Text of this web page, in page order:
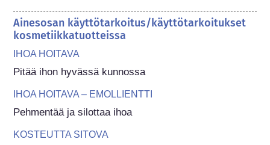
Ainesosan käyttötarkoitus/käyttötarkoitukset
kosmetiikkatuotteissa
IHOA HOITAVA
Pitää ihon hyvässä kunnossa
IHOA HOITAVA – EMOLLIENTTI
Pehmentää ja silottaa ihoa
KOSTEUTTA SITOVA